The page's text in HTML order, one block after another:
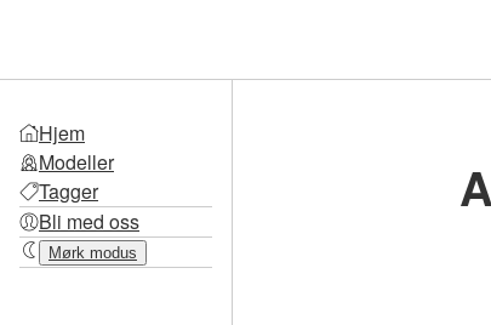
Hjem
Modeller
Tagger
Bli med oss
Mørk modus